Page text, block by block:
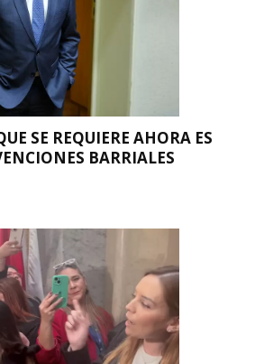
SE REQUIERE AHORA ES
BARRIALES